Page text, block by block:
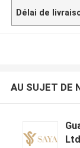
Délai de
AU SUJET DE